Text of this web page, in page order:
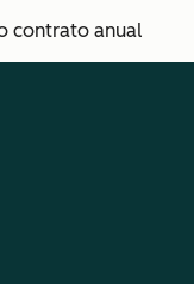
contrato anual